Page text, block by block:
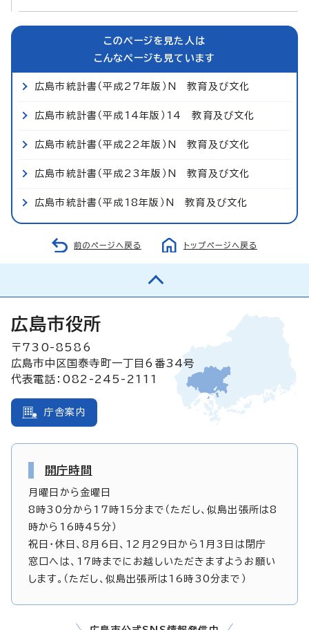
このページを見た人は
こんなページも見ています
広島市統計書（平成27年版）N 教育及び文化
広島市統計書（平成14年版）14 教育及び文化
広島市統計書（平成22年版）N 教育及び文化
広島市統計書（平成23年版）N 教育及び文化
広島市統計書（平成18年版）N 教育及び文化
前のページへ戻る トップページへ戻る
広島市役所
〒730-8586
広島市中区国泰寺町一丁目6番34号
代表電話：082-245-2111
庁舎案内
開庁時間
月曜日から金曜日
8時30分から17時15分まで（ただし、似島出張所は8
時から16時45分）
祝日・休日、8月6日、12月29日から1月3日は閉庁
窓口へは、17時までにお越しいただきますようお願い
します。（ただし、似島出張所は16時30分まで）